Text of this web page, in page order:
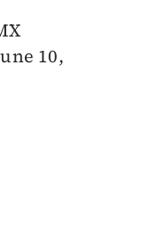
10,